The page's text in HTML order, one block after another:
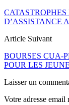
D’ASSISTANCE
Article Suivant
BOURSES CUA-
POUR LES
Laisser un
Votre adresse email